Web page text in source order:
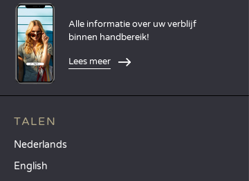
Alle informatie over uw verblijf
binnen handbereik!
Lees meer
TALEN
Nederlands
English